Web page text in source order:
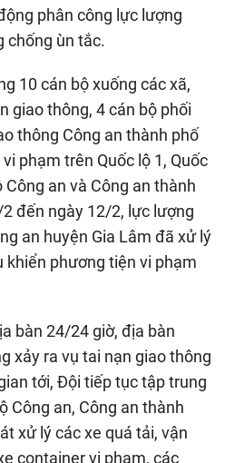
phân công lực lượng
chống ùn tắc.
10 cán bộ xuống các xã,
giao thông, 4 cán bộ phối
thông Công an thành phố
phạm trên Quốc lộ 1, Quốc
an và Công an thành
đến ngày 12/2, lực lượng
an huyện Gia Lâm đã xử lý
khiển phương tiện vi phạm
bàn 24/24 giờ, địa bàn
xảy ra vụ tai nạn giao thông
tới, Đội tiếp tục tập trung
Công an, Công an thành
xử lý các xe quá tải, vận
container vi phạm, các